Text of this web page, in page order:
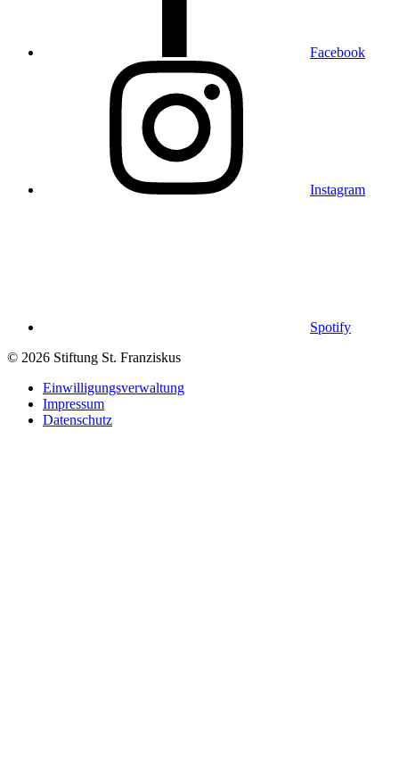
Facebook
Instagram
Spotify
© 2026 Stiftung St. Franziskus
Einwilligungsverwaltung
Impressum
Datenschutz